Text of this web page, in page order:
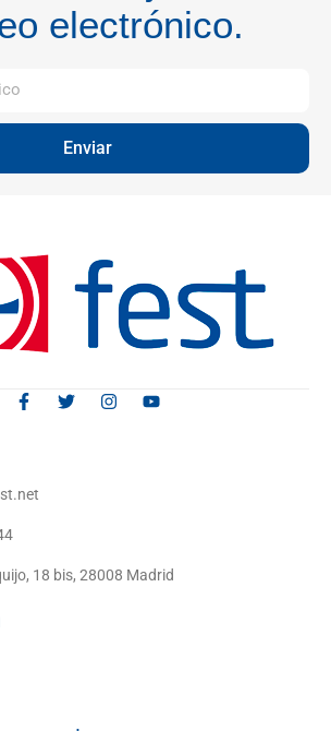
electrónico.
Enviar
18 bis, 28008 Madrid